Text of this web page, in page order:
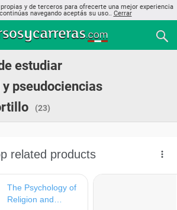
y de terceros para ofrecerte una mejor experiencia
navegando aceptás su uso.. Cerrar
estudiar
pseudociencias
(23)